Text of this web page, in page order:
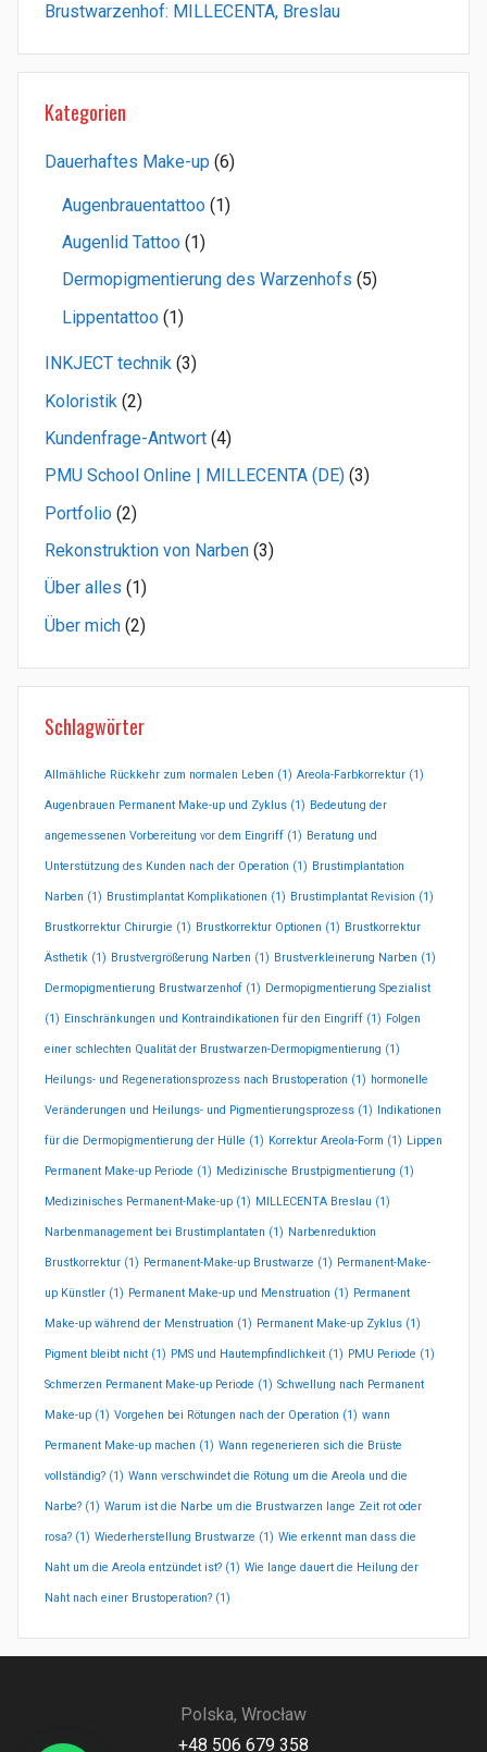
Brustwarzenhof: MILLECENTA, Breslau
Kategorien
Dauerhaftes Make-up (6)
Augenbrauentattoo (1)
Augenlid Tattoo (1)
Dermopigmentierung des Warzenhofs (5)
Lippentattoo (1)
INKJECT technik (3)
Koloristik (2)
Kundenfrage-Antwort (4)
PMU School Online | MILLECENTA (DE) (3)
Portfolio (2)
Rekonstruktion von Narben (3)
Über alles (1)
Über mich (2)
Schlagwörter
Allmähliche Rückkehr zum normalen Leben (1) Areola-Farbkorrektur (1)
Augenbrauen Permanent Make-up und Zyklus (1) Bedeutung der
angemessenen Vorbereitung vor dem Eingriff (1) Beratung und
Unterstützung des Kunden nach der Operation (1) Brustimplantation
Narben (1) Brustimplantat Komplikationen (1) Brustimplantat Revision (1)
Brustkorrektur Chirurgie (1) Brustkorrektur Optionen (1) Brustkorrektur
Ästhetik (1) Brustvergrößerung Narben (1) Brustverkleinerung Narben (1)
Dermopigmentierung Brustwarzenhof (1) Dermopigmentierung Spezialist
(1) Einschränkungen und Kontraindikationen für den Eingriff (1) Folgen
einer schlechten Qualität der Brustwarzen-Dermopigmentierung (1)
Heilungs- und Regenerationsprozess nach Brustoperation (1) hormonelle
Veränderungen und Heilungs- und Pigmentierungsprozess (1) Indikationen
für die Dermopigmentierung der Hülle (1) Korrektur Areola-Form (1) Lippen
Permanent Make-up Periode (1) Medizinische Brustpigmentierung (1)
Medizinisches Permanent-Make-up (1) MILLECENTA Breslau (1)
Narbenmanagement bei Brustimplantaten (1) Narbenreduktion
Brustkorrektur (1) Permanent-Make-up Brustwarze (1) Permanent-Make-
up Künstler (1) Permanent Make-up und Menstruation (1) Permanent
Make-up während der Menstruation (1) Permanent Make-up Zyklus (1)
Pigment bleibt nicht (1) PMS und Hautempfindlichkeit (1) PMU Periode (1)
Schmerzen Permanent Make-up Periode (1) Schwellung nach Permanent
Make-up (1) Vorgehen bei Rötungen nach der Operation (1) wann
Permanent Make-up machen (1) Wann regenerieren sich die Brüste
vollständig? (1) Wann verschwindet die Rötung um die Areola und die
Narbe? (1) Warum ist die Narbe um die Brustwarzen lange Zeit rot oder
rosa? (1) Wiederherstellung Brustwarze (1) Wie erkennt man dass die
Naht um die Areola entzündet ist? (1) Wie lange dauert die Heilung der
Naht nach einer Brustoperation? (1)
Polska, Wrocław
+48 506 679 358